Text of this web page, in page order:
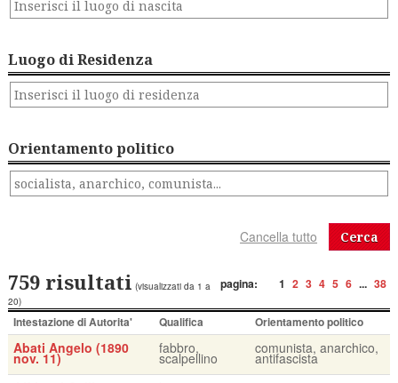
Luogo di Residenza
Orientamento politico
Cerca
pagina: 1 2 3 4 5 6 ... 38
759 risultati (visualizzati da 1 a
20)
Intestazione di Autorita' Qualifica Orientamento politico
Abati Angelo (1890
nov. 11)
fabbro,
scalpellino
comunista, anarchico,
antifascista